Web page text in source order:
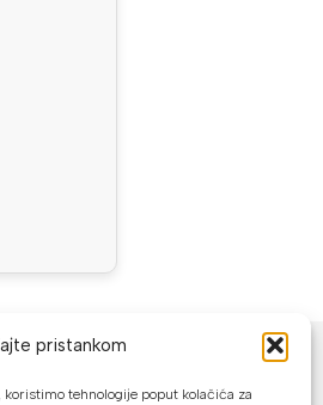
pristankom
tehnologije poput kolačića za
PLAĆANJA
web trgovini možete platiti: